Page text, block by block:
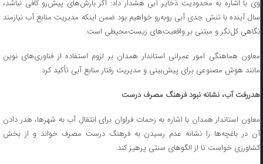
وی با اشاره به محدودیت ذخایر آبی هشدار داد: اگر بارش‌های پیش‌رو کافی نباشد،
سال آینده با تنش جدی آبی روبه‌رو خواهیم بود ضمن اینکه مدیریت منابع آب نیازمند
نگاهی کل‌نگر و مبتنی بر واقعیت‌های زیست‌محیطی است.
معاون هماهنگی امور عمرانی استاندار همدان بر لزوم استفاده از فناوری‌های نوین
مانند هوش مصنوعی برای پیش‌بینی و مدیریت رفتار منابع آبی تأکید کرد.
هدررفت آب، نشانه نبود فرهنگ مصرف درست
معاون استاندار همدان با اشاره به زحمات فراوان برای انتقال آب به شهرها، هدر دادن
آن در باغچه‌ها را نشانه عدم رسیدن به فرهنگ درست مصرف خواند و از بخش
کشاورزی خواست تا از الگوهای سنتی پرهیز کند.